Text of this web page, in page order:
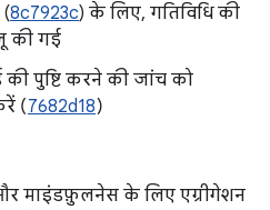
8c7923c) के लिए, गतिविधि की
की गई
की पुष्टि करने की जांच को
(7682d18)
माइंडफ़ुलनेस के लिए एग्रीगेशन